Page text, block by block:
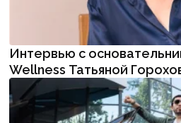
Интервью с
Wellness Татьяной